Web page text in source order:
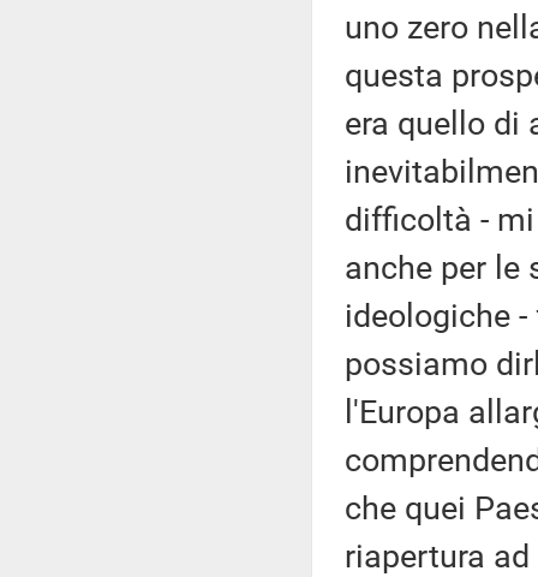
uno zero
questa
era quello di
difficoltà -
anche per le
ideologiche
possiamo
l'Europa
che quei
riapertura